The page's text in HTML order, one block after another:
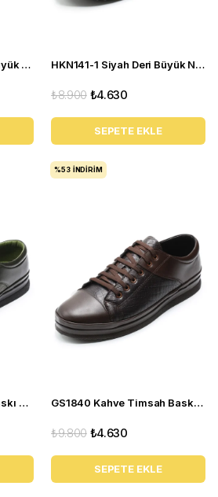
AG4296-2 Siyah Deri Büyük Numara Erkek Spor HKN141-1 Siyah Deri Büyük Numara Erkek Spor Ayakkabı
₺4.630
₺8.900
SEPETE EKLE
GS1840 Haki Timsah Baskı Deri Büyük Numara Erkek Spor Ayakkabı GS1840 Kahve Timsah Baskı Deri Büyük Numara Erkek Spor Ayakkabı
₺4.630
₺9.800
SEPETE EKLE
%53 İNDIRIM